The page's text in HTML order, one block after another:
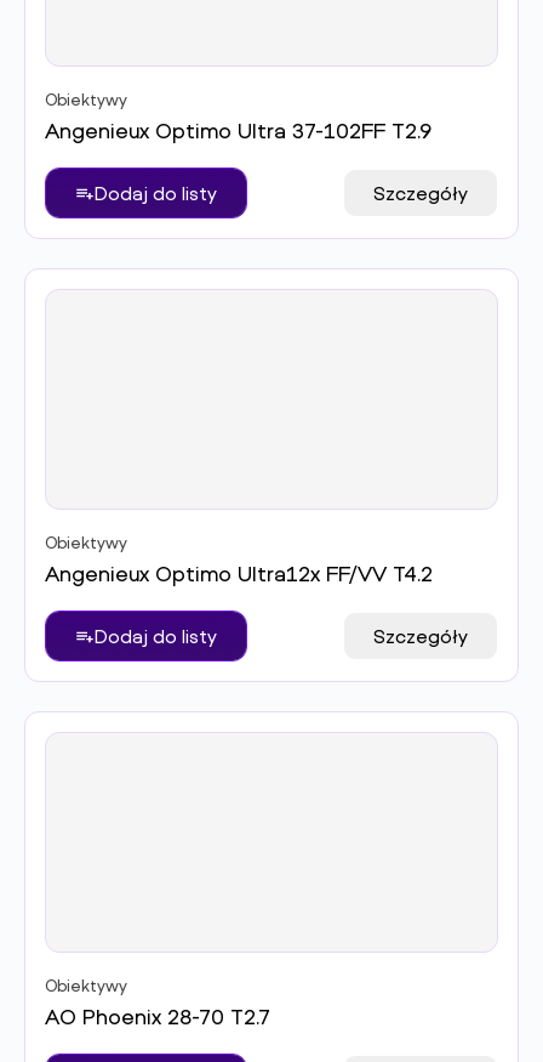
Obiektywy
Angenieux Optimo Ultra 37-102FF T2.9
Dodaj do listy Szczegóły
Obiektywy
Angenieux Optimo Ultra12x FF/VV T4.2
Dodaj do listy Szczegóły
Obiektywy
AO Phoenix 28-70 T2.7